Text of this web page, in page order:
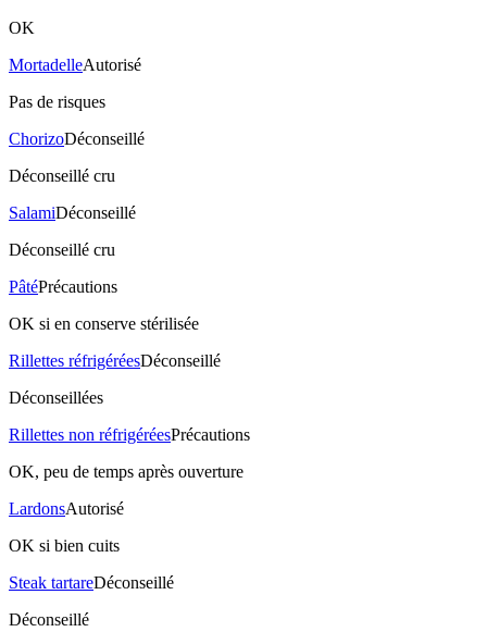
OK
MortadelleAutorisé
Pas de risques
ChorizoDéconseillé
Déconseillé cru
SalamiDéconseillé
Déconseillé cru
PâtéPrécautions
OK si en conserve stérilisée
Rillettes réfrigéréesDéconseillé
Déconseillées
Rillettes non réfrigéréesPrécautions
OK, peu de temps après ouverture
LardonsAutorisé
OK si bien cuits
Steak tartareDéconseillé
Déconseillé